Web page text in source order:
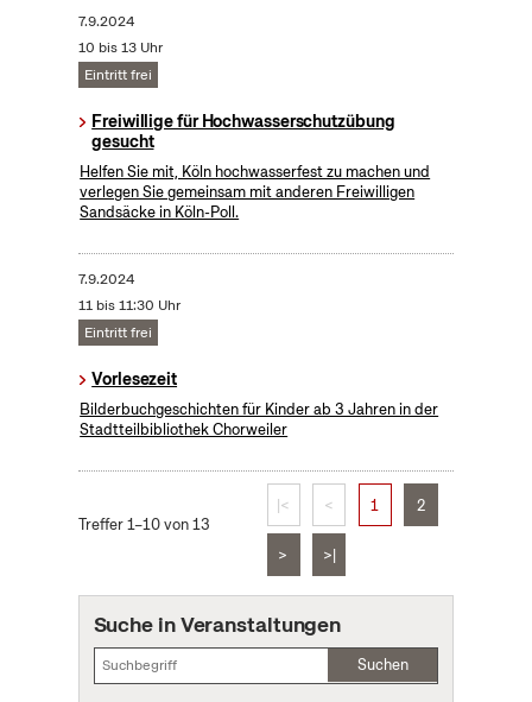
7.9.2024
10 bis 13 Uhr
Eintritt frei
Freiwillige für Hochwasserschutzübung
gesucht
Helfen Sie mit, Köln hochwasserfest zu machen und
verlegen Sie gemeinsam mit anderen Freiwilligen
Sandsäcke in Köln-Poll.
7.9.2024
11 bis 11:30 Uhr
Eintritt frei
Vorlesezeit
Bilderbuchgeschichten für Kinder ab 3 Jahren in der
Stadtteilbibliothek Chorweiler
Treffer 1–10 von 13
|< < 1 2
> >|
Suche in Veranstaltungen
Suchen